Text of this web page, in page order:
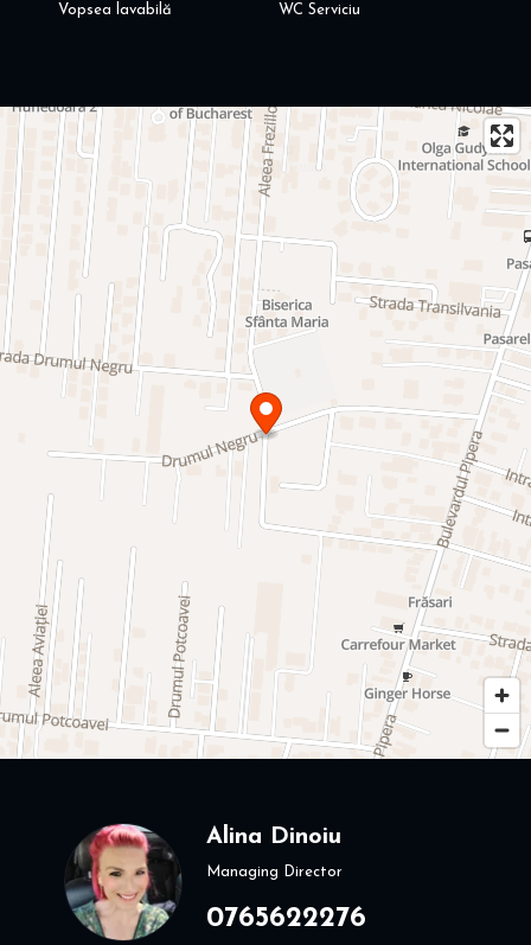
Vopsea lavabilă WC Serviciu
Alina Dinoiu
Managing Director
0765622276